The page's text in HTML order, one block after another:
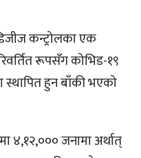
कन्ट्रोलका एक
रूपसँग कोभिड-१९
स्थापित हुन बाँकी भएको
४,१२,००० जनामा अर्थात्